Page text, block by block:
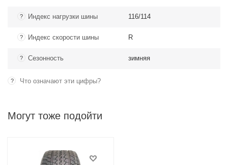
? Индекс нагрузки шины 116/114
? Индекс скорости шины R
? Сезонность зимняя
? Что означают эти цифры?
Могут тоже подойти